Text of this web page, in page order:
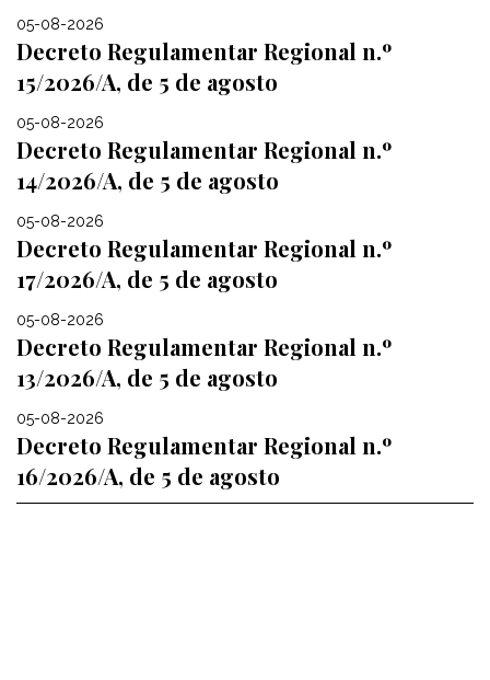
05-08-2026
Decreto Regulamentar Regional n.º
15/2026/A, de 5 de agosto
05-08-2026
Decreto Regulamentar Regional n.º
14/2026/A, de 5 de agosto
05-08-2026
Decreto Regulamentar Regional n.º
17/2026/A, de 5 de agosto
05-08-2026
Decreto Regulamentar Regional n.º
13/2026/A, de 5 de agosto
05-08-2026
Decreto Regulamentar Regional n.º
16/2026/A, de 5 de agosto